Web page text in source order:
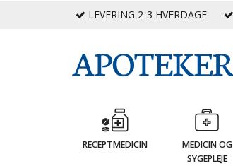
LEVERING 2-3 HVERDAGE
RECEPTMEDICIN
MEDICIN OG
SYGEPLEJE